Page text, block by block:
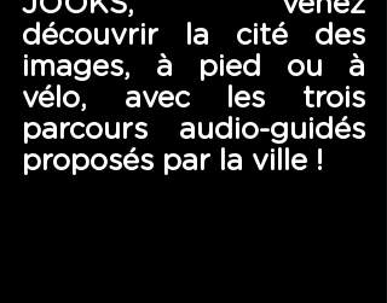
découvrir la cité des
images, à pied ou à
vélo, avec les trois
parcours audio-guidés
proposés par la ville !